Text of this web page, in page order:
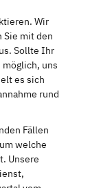
Wir
Sie mit den
Sollte Ihr
uns
es sich
rund
Fällen
welche
Unsere